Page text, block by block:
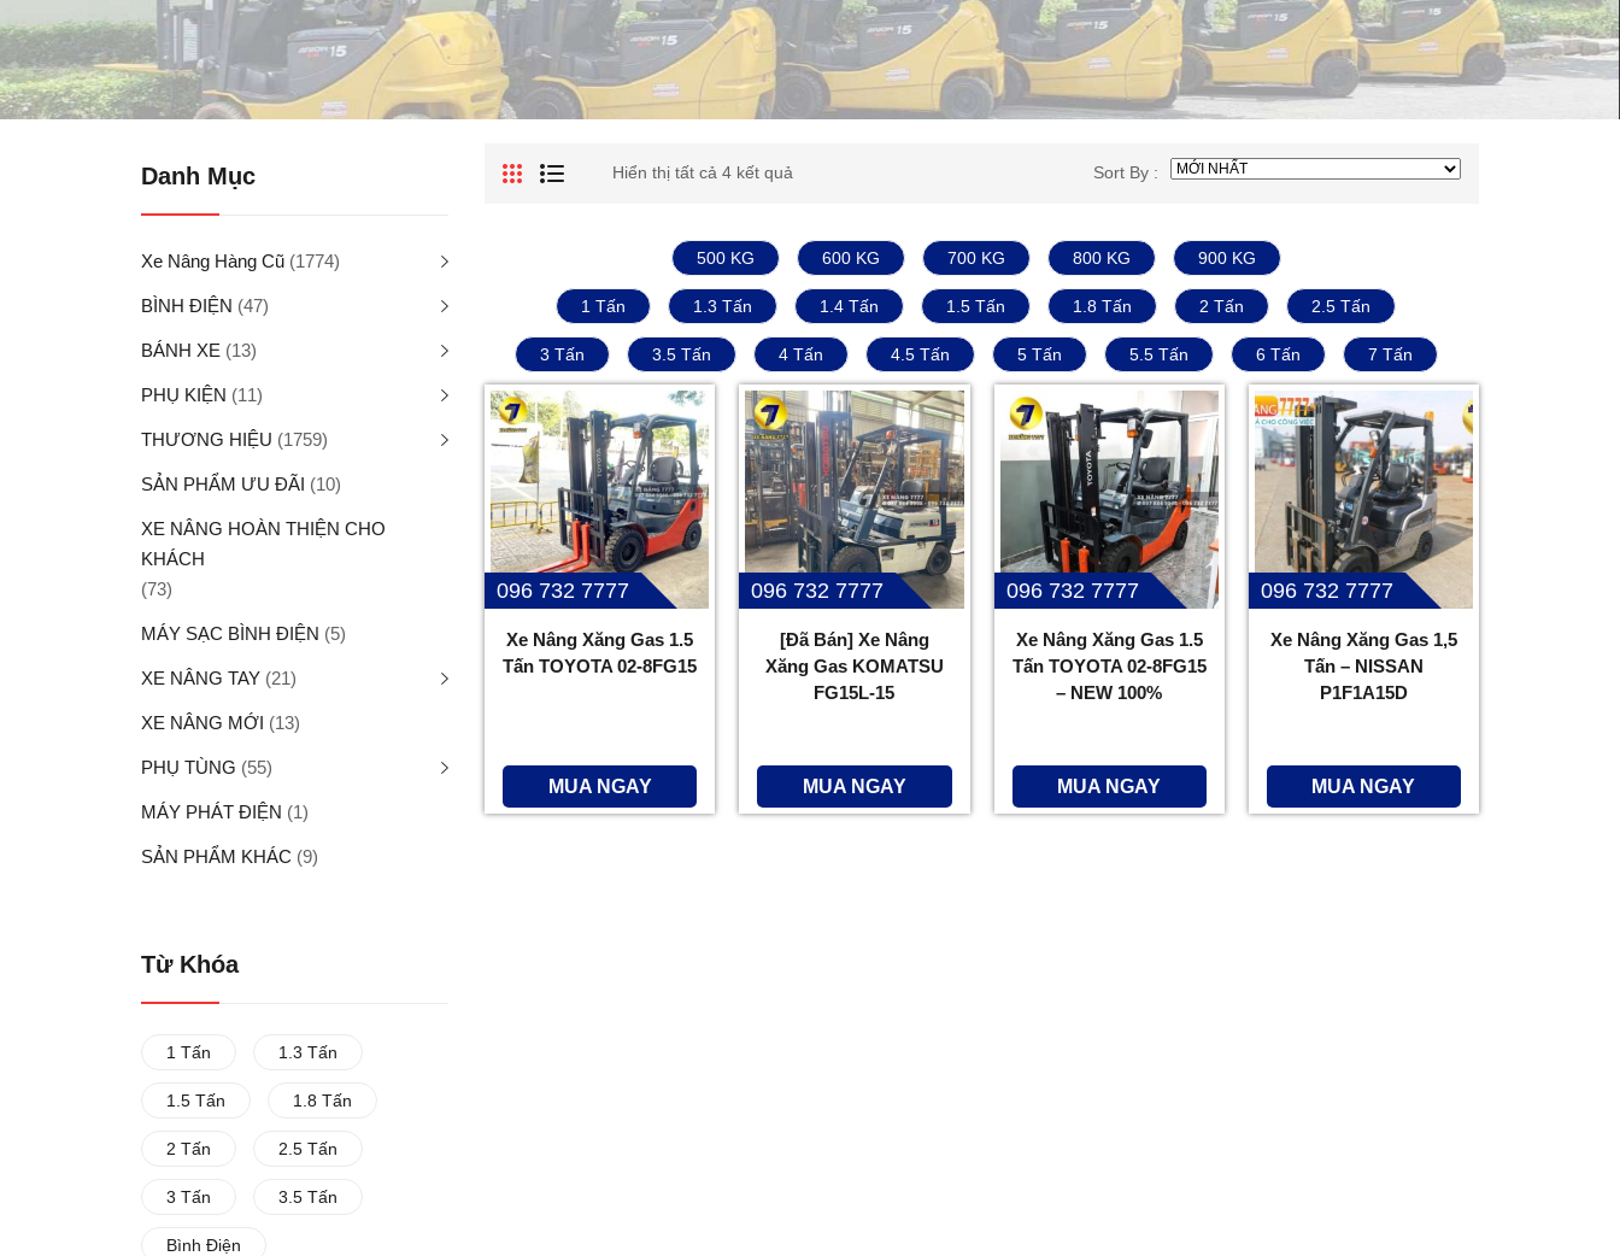
Hiển thị tất cả 4 kết quả Sort By :
500 KG 600 KG 700 KG 800 KG 900 KG
1 Tấn 1.3 Tấn 1.4 Tấn 1.5 Tấn 1.8 Tấn 2 Tấn 2.5 Tấn
3 Tấn 3.5 Tấn 4 Tấn 4.5 Tấn 5 Tấn 5.5 Tấn 6 Tấn 7 Tấn
096 732 7777
Xe Nâng Xăng Gas 1.5
Tấn TOYOTA 02-8FG15
MUA NGAY
096 732 7777
[Đã Bán] Xe Nâng
Xăng Gas KOMATSU
FG15L-15
MUA NGAY
096 732 7777
Xe Nâng Xăng Gas 1.5
Tấn TOYOTA 02-8FG15
– NEW 100%
MUA NGAY
096 732 7777
Xe Nâng Xăng Gas 1,5
Tấn – NISSAN
P1F1A15D
MUA NGAY
Danh Mục
Xe Nâng Hàng Cũ (1774)
BÌNH ĐIỆN (47)
BÁNH XE (13)
PHỤ KIỆN (11)
THƯƠNG HIỆU (1759)
SẢN PHẨM ƯU ĐÃI (10)
XE NÂNG HOÀN THIỆN CHO
KHÁCH
(73)
MÁY SẠC BÌNH ĐIỆN (5)
XE NÂNG TAY (21)
XE NÂNG MỚI (13)
PHỤ TÙNG (55)
MÁY PHÁT ĐIỆN (1)
SẢN PHẨM KHÁC (9)
Từ Khóa
1 Tấn 1.3 Tấn
1.5 Tấn 1.8 Tấn
2 Tấn 2.5 Tấn
3 Tấn 3.5 Tấn
Bình Điện